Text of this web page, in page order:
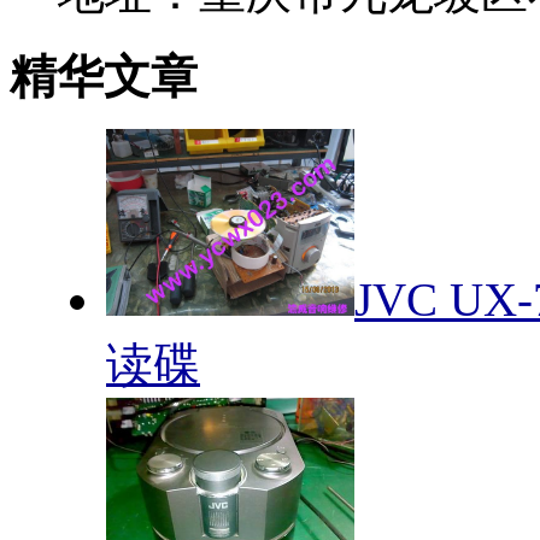
精华文章
JVC
读碟